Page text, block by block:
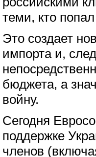
теми, кто
Это создает
импорта и,
бюджета, а
войну.
Сегодня
поддержке
членов